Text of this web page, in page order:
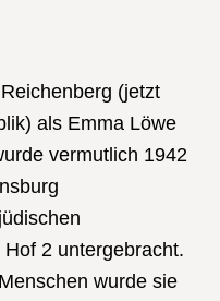
(jetzt
als Emma Löwe
vermutlich 1942
2 untergebracht.
wurde sie